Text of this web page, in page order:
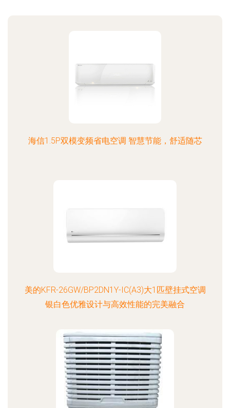
海信1.5P双模变频省电空调 智慧节能，舒适随芯
美的KFR-26GW/BP2DN1Y-IC(A3)大1匹壁挂式空调
银白色优雅设计与高效性能的完美融合